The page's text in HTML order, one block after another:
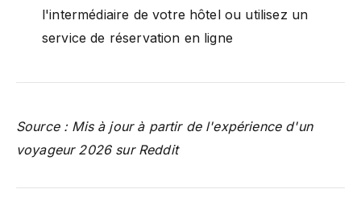
l'intermédiaire de votre hôtel ou utilisez un
service de réservation en ligne
Source : Mis à jour à partir de l'expérience d'un
voyageur 2026 sur Reddit